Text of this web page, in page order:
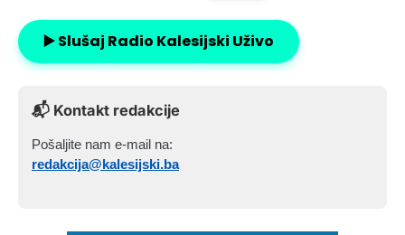
▶️ Slušaj Radio Kalesijski Uživo
📬 Kontakt redakcije
Pošaljite nam e-mail na:
redakcija@kalesijski.ba